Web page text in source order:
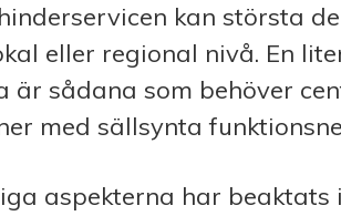
kan största
eller regional nivå. En
är sådana som behöver
med sällsynta
aspekterna har